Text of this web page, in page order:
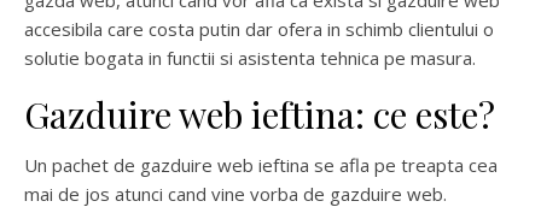
accesibila care costa putin dar ofera in schimb clientului o
solutie bogata in functii si asistenta tehnica pe masura.
Gazduire web ieftina: ce este?
Un pachet de gazduire web ieftina se afla pe treapta cea
mai de jos atunci cand vine vorba de gazduire web.